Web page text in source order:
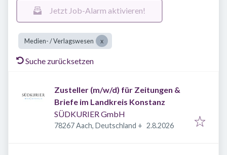
Jetzt Job-Alarm aktivieren!
Medien- / Verlagswesen
Suche zurücksetzen
Zusteller (m/w/d) für Zeitungen &
Briefe im Landkreis Konstanz
SÜDKURIER GmbH
78267 Aach, Deutschland + Veröffentlicht
2.8.2026